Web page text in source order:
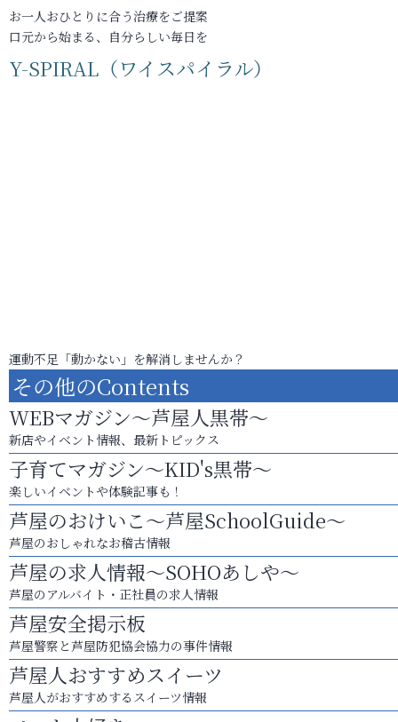
お一人おひとりに合う治療をご提案
口元から始まる、自分らしい毎日を
Y-SPIRAL（ワイスパイラル）
運動不足「動かない」を解消しませんか？
その他のContents
WEBマガジン～芦屋人黒帯～
新店やイベント情報、最新トピックス
子育てマガジン～KID's黒帯～
楽しいイベントや体験記事も！
芦屋のおけいこ～芦屋SchoolGuide～
芦屋のおしゃれなお稽古情報
芦屋の求人情報～SOHOあしや～
芦屋のアルバイト・正社員の求人情報
芦屋安全掲示板
芦屋警察と芦屋防犯協会協力の事件情報
芦屋人おすすめスイーツ
芦屋人がおすすめするスイーツ情報